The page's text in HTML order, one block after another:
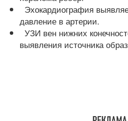
Эхокардиография
давление в артерии.
УЗИ вен нижних
выявления источника